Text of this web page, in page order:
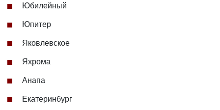
Юбилейный
Юпитер
Яковлевское
Яхрома
Анапа
Екатеринбург